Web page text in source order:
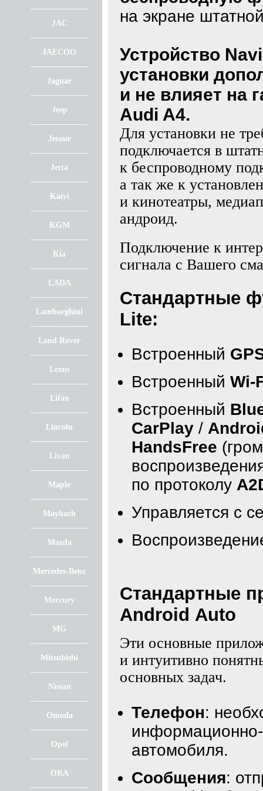
JAC
JAECOO
Jaguar
Jeep
Jetour
Jetta
Kaiyi
KGM
Kia
LADA
Lamborghini
Land Rover
Lexus
Lifan
Lincoln
Livan
Maple
Maybach
Mazda
Mercedes-Benz
Mercury
MG
Mitsubishi
Nissan
Omoda
Opel
ORA
на экране
Устройство
установки
и не влияет на
Audi A4.
Для установки не
подключается в
к беспроводному
а так же к
и кинотеатры,
андроид.
Подключение к
сигнала с Вашего
Стандартные
Lite:
Встроенный
Встроенный Wi-
Встроенный
CarPlay /
HandsFree
по протоколу
Управляется с
Стандартные
Android Auto
Эти основные
и интуитивно
основных задач.
Телефон:
автомобиля.
Сообщения: